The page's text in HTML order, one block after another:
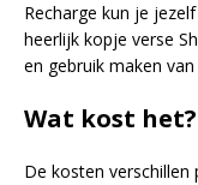
Recharge kun je
heerlijk kopje verse
en gebruik maken
Wat kost het?
De kosten verschillen